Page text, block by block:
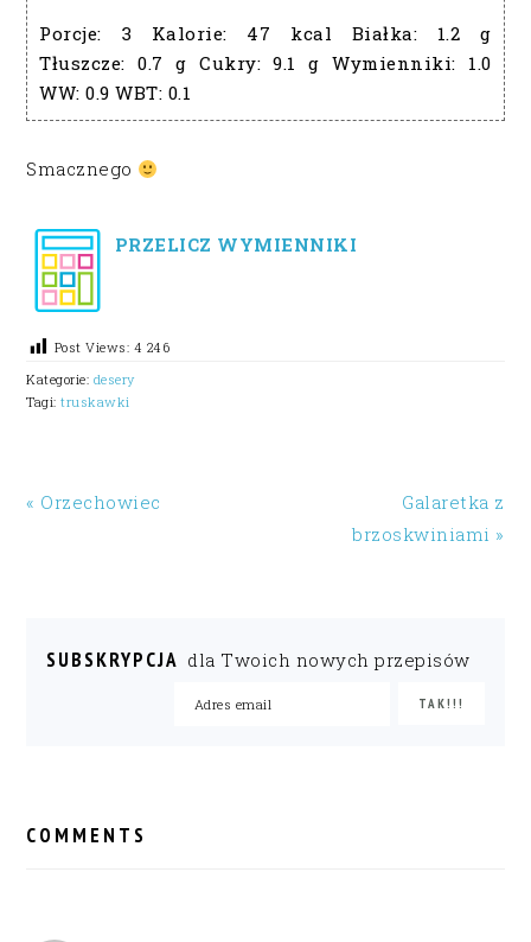
Porcje: 3 Kalorie: 47 kcal Białka: 1.2 g
Tłuszcze:0.7 g Cukry:9.1 g Wymienniki: 1.0
WW:0.9 WBT: 0.1
Smacznego
PRZELICZ WYMIENNIKI
Post Views: 4 246
Kategorie: desery
Tagi:truskawki
« Orzechowiec
Galaretka z
brzoskwiniami »
SUBSKRYPCJA dla Twoich nowych przepisów
INTERACTIONS
COMMENTS